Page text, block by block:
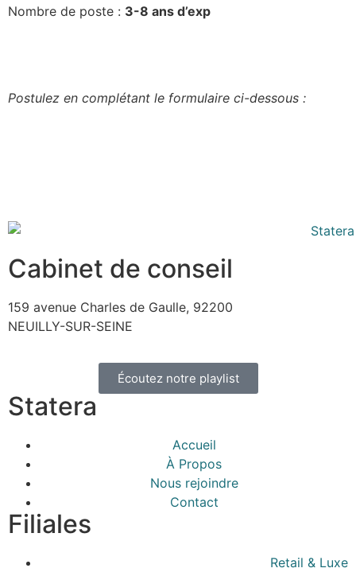
Nombre de poste : 3-8 ans d’exp
Postulez en complétant le formulaire ci-dessous :
Cabinet de conseil
159 avenue Charles de Gaulle, 92200
NEUILLY-SUR-SEINE
Écoutez notre playlist
Statera
Accueil
À Propos
Nous rejoindre
Contact
Filiales
Retail & Luxe